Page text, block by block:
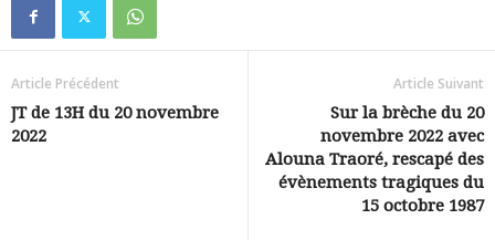
Article Précédent
JT de 13H du 20 novembre
2022
Article Suivant
Sur la brèche du 20
novembre 2022 avec
Alouna Traoré, rescapé des
évènements tragiques du
15 octobre 1987